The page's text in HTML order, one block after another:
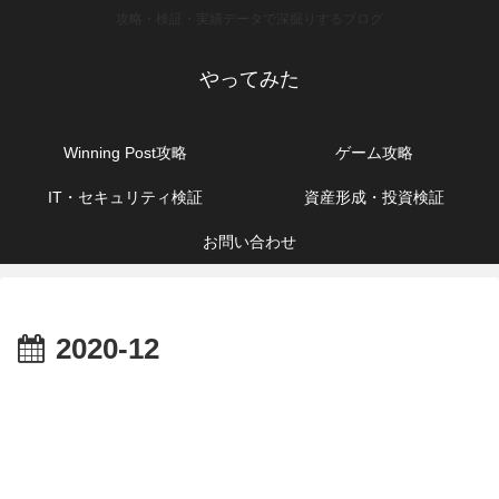
やってみた
Winning Post攻略 ゲーム攻略
IT・セキュリティ検証 資産形成・投資検証
お問い合わせ
2020-12